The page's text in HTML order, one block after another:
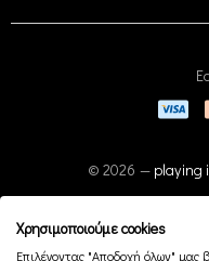
© 2026 — playing
Χρησιμοποιούμε cookies
Επιλέγοντας "Αποδοχή όλων" μας